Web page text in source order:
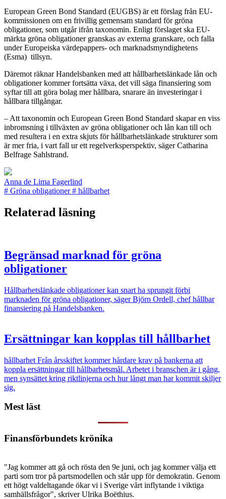
European Green Bond Standard (EUGBS) är ett förslag från EU-
kommissionen om en frivillig gemensam standard för gröna
obligationer, som utgår ifrån taxonomin. Enligt förslaget ska EU-
märkta gröna obligationer granskas av externa granskare, och falla
under Europeiska värdepappers- och marknadsmyndighetens
(Esma) tillsyn.
Däremot räknar Handelsbanken med att hållbarhetslänkade lån och
obligationer kommer fortsätta växa, det vill säga finansiering som
syftar till att göra bolag mer hållbara, snarare än investeringar i
hållbara tillgångar.
– Att taxonomin och European Green Bond Standard skapar en viss
inbromsning i tillväxten av gröna obligationer och lån kan till och
med resultera i en extra skjuts för hållbarhetslänkade strukturer som
är mer fria, i vart fall ur ett regelverksperspektiv, säger Catharina
Belfrage Sahlstrand.
Anna de Lima Fagerlind
# Gröna obligationer # hållbarhet
Relaterad läsning
Begränsad marknad för gröna
obligationer
Hållbarhetslänkade obligationer kan snart ha sprungit förbi
marknaden för gröna obligationer, säger Björn Ordell, chef hållbar
finansiering på Handelsbanken.
Ersättningar kan kopplas till hållbarhet
hållbarhet Från årsskiftet kommer hårdare krav på bankerna att
koppla ersättningar till hållbarhetsmål. Arbetet i branschen är i gång,
men synsättet kring riktlinjerna och hur långt man har kommit skiljer
sig.
Mest läst
Finansförbundets krönika
"Jag kommer att gå och rösta den 9e juni, och jag kommer välja ett
parti som tror på partsmodellen och står upp för demokratin. Genom
ett högt valdeltagande ökar vi i Sverige vårt inflytande i viktiga
samhällsfrågor", skriver Ulrika Boëthius.